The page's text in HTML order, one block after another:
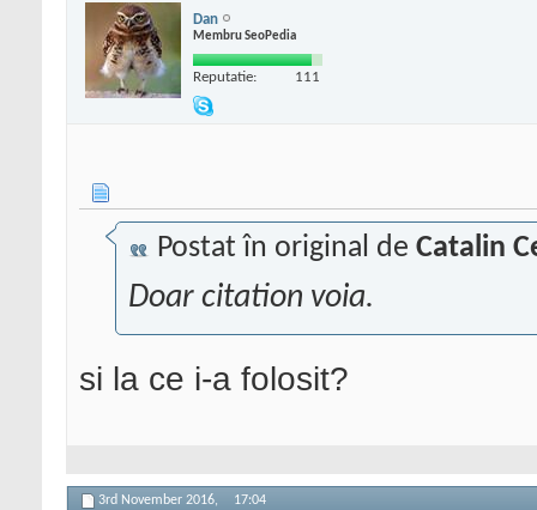
Dan
Membru SeoPedia
Reputatie: 111
Postat în original de Catalin
Doar citation voia.
si la ce i-a folosit?
3rd November 2016, 17:04